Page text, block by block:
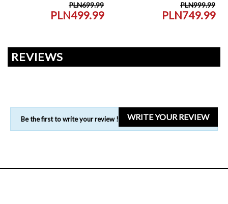
Regular
PLN699.99
Price
PLN499.99
PLN999.99
PLN749.99
REVIEWS
WRITE YOUR REVIEW
Be the first to write your review !